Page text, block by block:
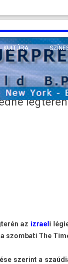
EURÓPA
KÖZEL-KELET
KULTÚRA
az iz­rael i
szom­bati The
szerint a